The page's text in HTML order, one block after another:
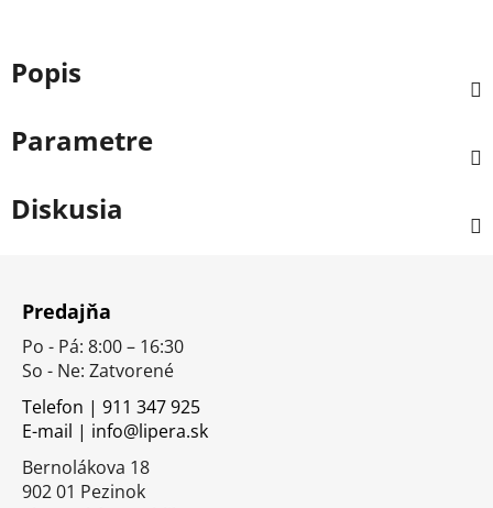
Popis
Parametre
Diskusia
Predajňa
Po - Pá: 8:00 – 16:30
So - Ne: Zatvorené
Telefon | 911 347 925
E-mail | info@lipera.sk
Bernolákova 18
902 01 Pezinok